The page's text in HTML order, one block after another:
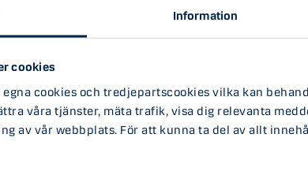
Information
cookies
cookies och tredjepartscookies vilka kan
våra tjänster, mäta trafik, visa dig relevanta
av vår webbplats. För att kunna ta del av allt
restauranger möjlighet att skräddarsy
skapa personligt anpassade upplevelser och bygga
Musa när han berättar om sin resa som